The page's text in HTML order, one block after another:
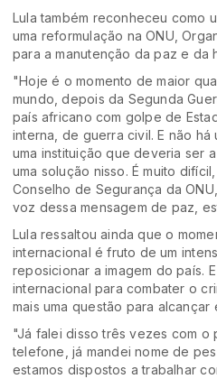
Lula também reconheceu como
uma reformulação na ONU,
para a manutenção da paz e da
"Hoje é o momento de maior
mundo, depois da Segunda
país africano com golpe de
interna, de guerra civil. E não há
uma instituição que deveria ser
uma solução nisso. É muito
Conselho de Segurança da
voz dessa mensagem de paz,
Lula ressaltou ainda que o
internacional é fruto de um
reposicionar a imagem do país.
internacional para combater o
mais uma questão para alcançar
"Já falei disso três vezes com o
telefone, já mandei nome de
estamos dispostos a trabalhar